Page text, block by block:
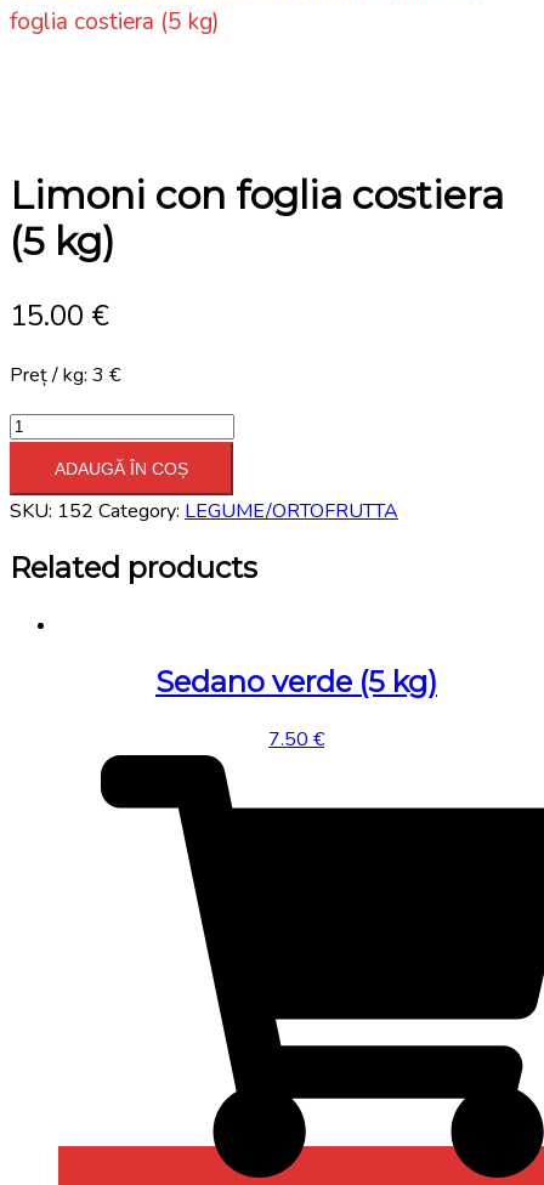
foglia costiera (5 kg)
Limoni con foglia costiera
(5 kg)
15.00 €
Preț / kg: 3 €
Limoni
foglia
costiera
(5
kg)
ADAUGĂ ÎN COȘ
SKU: 152 Category: LEGUME/ORTOFRUTTA
Related products
Sedano verde (5 kg)
7.50 €